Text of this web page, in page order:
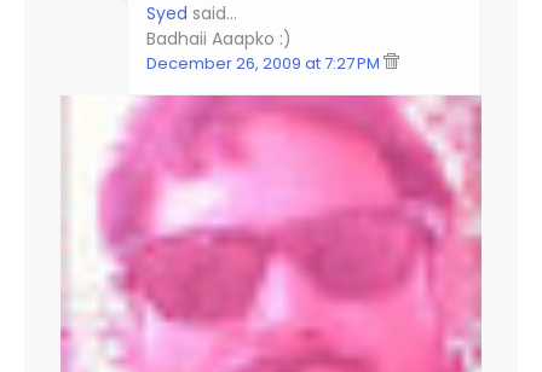
Syed said…
Badhaii Aaapko :)
December 26, 2009 at 7:27 PM